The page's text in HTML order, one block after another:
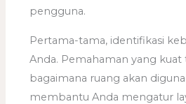
pengguna.
Pertama-tama, identifikasi
Anda. Pemahaman yang
bagaimana ruang akan
membantu Anda mengatur